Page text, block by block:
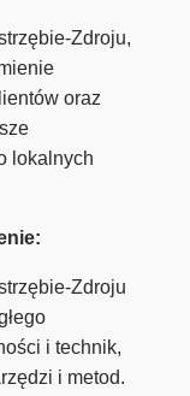
Zdroju,
oraz
lokalnych
Zdroju
i technik,
i metod.